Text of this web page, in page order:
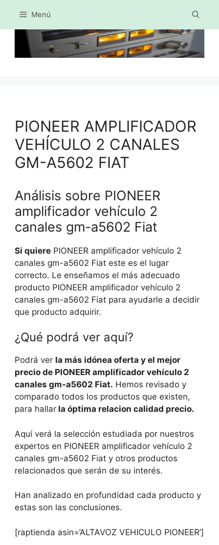
Saltar
al
contenido
Menú
PIONEER AMPLIFICADOR
VEHÍCULO 2 CANALES
GM-A5602 FIAT
Análisis sobre PIONEER
amplificador vehículo 2
canales gm-a5602 Fiat
Si quiere PIONEER amplificador vehículo 2
canales gm-a5602 Fiat este es el lugar
correcto. Le enseñamos el más adecuado
producto PIONEER amplificador vehículo 2
canales gm-a5602 Fiat para ayudarle a decidir
que producto adquirir.
¿Qué podrá ver aquí?
Podrá ver la más idónea oferta y el mejor
precio de PIONEER amplificador vehículo 2
canales gm-a5602 Fiat. Hemos revisado y
comparado todos los productos que existen,
para hallar la óptima relacion calidad precio.
Aquí verá la selección estudiada por nuestros
expertos en PIONEER amplificador vehículo 2
canales gm-a5602 Fiat y otros productos
relacionados que serán de su interés.
Han analizado en profundidad cada producto y
estas son las conclusiones.
[raptienda asin=’ALTAVOZ VEHICULO PIONEER’]